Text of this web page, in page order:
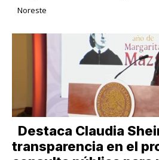
Noreste
Destaca Claudia
transparencia en el